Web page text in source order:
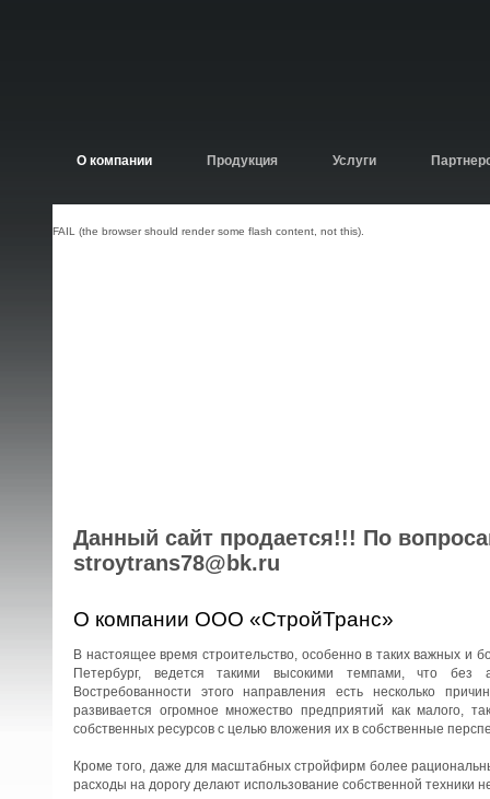
О компании Продукция Услуги
FAIL (the browser should render some flash content, not this).
Данный сайт продается!!! По
stroytrans78@bk.ru
О компании ООО «СтройТранс»
В настоящее время строительство, особенно в таких важных и
Петербург, ведется такими высокими темпами, что без
Востребованности этого направления есть несколько
развивается огромное множество предприятий как малого,
собственных ресурсов с целью вложения их в собственные
Кроме того, даже для масштабных стройфирм более
расходы на дорогу делают использование собственной техники